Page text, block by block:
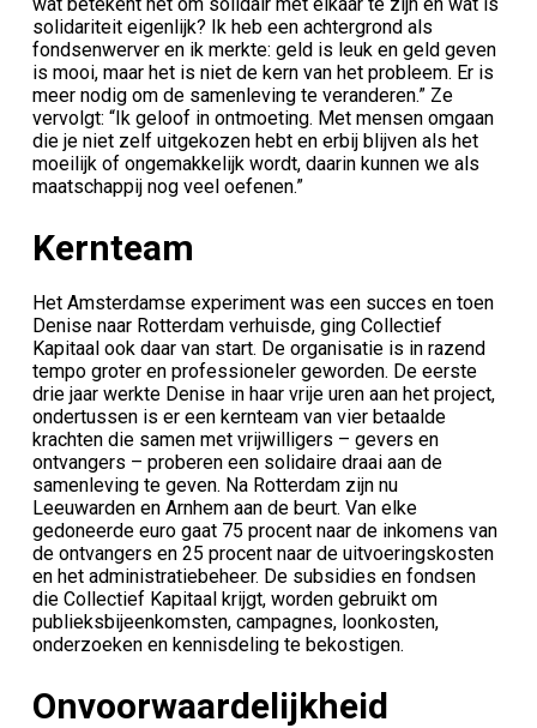
solidariteit eigenlijk? Ik heb een achtergrond als
fondsenwerver en ik merkte: geld is leuk en geld geven
is mooi, maar het is niet de kern van het probleem. Er is
meer nodig om de samenleving te veranderen.” Ze
vervolgt: “Ik geloof in ontmoeting. Met mensen omgaan
die je niet zelf uitgekozen hebt en erbij blijven als het
moeilijk of ongemakkelijk wordt, daarin kunnen we als
maatschappij nog veel oefenen.”
Kernteam
Het Amsterdamse experiment was een succes en toen
Denise naar Rotterdam verhuisde, ging Collectief
Kapitaal ook daar van start. De organisatie is in razend
tempo groter en professioneler geworden. De eerste
drie jaar werkte Denise in haar vrije uren aan het project,
ondertussen is er een kernteam van vier betaalde
krachten die samen met vrijwilligers – gevers en
ontvangers – proberen een solidaire draai aan de
samenleving te geven. Na Rotterdam zijn nu
Leeuwarden en Arnhem aan de beurt. Van elke
gedoneerde euro gaat 75 procent naar de inkomens van
de ontvangers en 25 procent naar de uitvoeringskosten
en het administratiebeheer. De subsidies en fondsen
die Collectief Kapitaal krijgt, worden gebruikt om
publieksbijeenkomsten, campagnes, loonkosten,
onderzoeken en kennisdeling te bekostigen.
Onvoorwaardelijkheid